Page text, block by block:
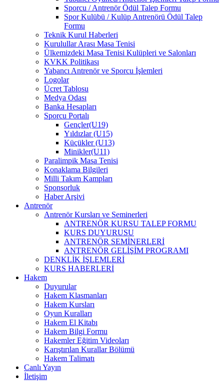
Sporcu / Antrenör Ödül Talep Formu
Spor Kulübü / Kulüp Antrenörü Ödül Talep
Formu
Teknik Kurul Haberleri
Kurulullar Arası Masa Tenisi
Ülkemizdeki Masa Tenisi Kulüpleri ve Salonları
KVKK Politikası
Yabancı Antrenör ve Sporcu İşlemleri
Logolar
Ücret Tablosu
Medya Odası
Banka Hesapları
Sporcu Portalı
Gençler(U19)
Yıldızlar (U15)
Küçükler (U13)
Minikler(U11)
Paralimpik Masa Tenisi
Konaklama Bilgileri
Milli Takım Kampları
Sponsorluk
Haber Arşivi
Antrenör
Antrenör Kursları ve Seminerleri
ANTRENÖR KURSU TALEP FORMU
KURS DUYURUSU
ANTRENÖR SEMİNERLERİ
ANTRENÖR GELİŞİM PROGRAMI
DENKLİK İŞLEMLERİ
KURS HABERLERİ
Hakem
Duyurular
Hakem Klasmanları
Hakem Kursları
Oyun Kuralları
Hakem El Kitabı
Hakem Bilgi Formu
Hakemler Eğitim Videoları
Karıştırılan Kurallar Bölümü
Hakem Talimatı
Canlı Yayın
İletişim